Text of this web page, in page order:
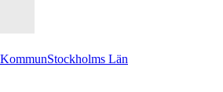
Stockholms Län